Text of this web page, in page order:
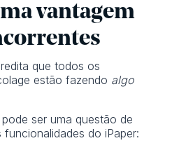
vantagem
que todos os
estão fazendo algo
ser uma questão de
do iPaper: